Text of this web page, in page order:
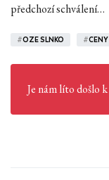
předchozí schválení…
#OZE SLNKO #CENY
Je nám líto došlo